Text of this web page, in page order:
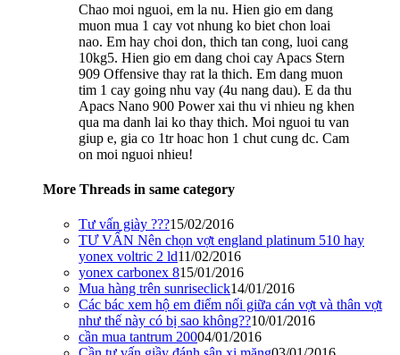
Chao moi nguoi, em la nu. Hien gio em dang
muon mua 1 cay vot nhung ko biet chon loai
nao. Em hay choi don, thich tan cong, luoi cang
10kg5. Hien gio em dang choi cay Apacs Stern
909 Offensive thay rat la thich. Em dang muon
tim 1 cay going nhu vay (4u nang dau). E da thu
Apacs Nano 900 Power xai thu vi nhieu ng khen
qua ma danh lai ko thay thich. Moi nguoi tu van
giup e, gia co 1tr hoac hon 1 chut cung dc. Cam
on moi nguoi nhieu!
More Threads in same category
Tư vấn giày ???15/02/2016
TƯ VẤN Nên chọn vợt england platinum 510 hay
yonex voltric 2 ld11/02/2016
yonex carbonex 815/01/2016
Mua hàng trên sunriseclick14/01/2016
Các bác xem hộ em điểm nối giữa cán vợt và thân vợt
như thế này có bị sao không??10/01/2016
cần mua tantrum 20004/01/2016